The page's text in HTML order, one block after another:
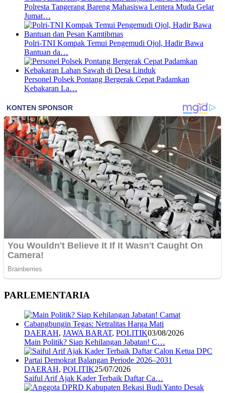
Polresta Tangerang Bareng Mahasiswa Lentera Muda Gelar
Jumat…
Polri-TNI Kompak Temui Pengemudi Ojol, Hadir Bawa
Bantuan da…
Personel Polsek Pontang Bergerak Cepat Padamkan
Kebakaran La…
PARLEMENTARIA
DAERAH, JAWA BARAT, POLITIK03/08/2026
Main Politik? Siap Kehilangan Jabatan! C…
DAERAH, POLITIK25/07/2026
Saiful Arif Ajak Kader Terbaik Daftar Ca…